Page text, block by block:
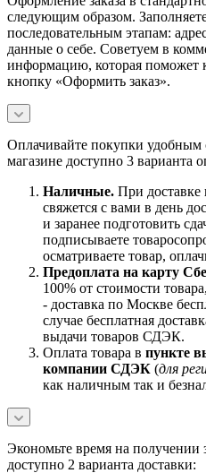
следующим образом.
последовательным этапам:
данные о себе. Советуем в
информацию, которая поможет
кнопку «Оформить заказ».
Оплачивайте покупки удобным
магазине доступно 3 варианта
Наличные. При доставке
свяжется с вами в день
и заранее подготовить
подписываете
осматриваете товар,
Предоплата на карту
100% от стоимости
- доставка по Москве
случае бесплатная
выдачи товаров СДЭК.
Оплата товара в пункте
компании СДЭК (для
как наличным так и
Экономьте время на получении
доступно 2 варианта доставки: